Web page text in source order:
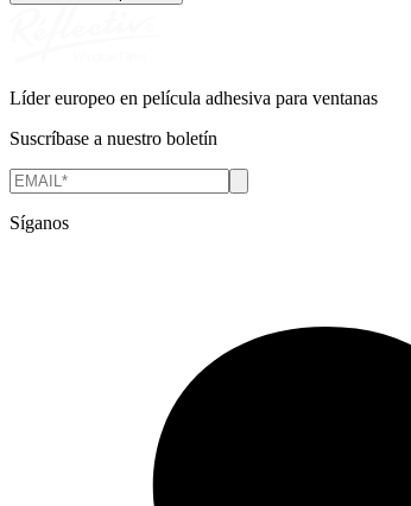
Líder europeo en película adhesiva para ventanas
Suscríbase a nuestro boletín
Síganos